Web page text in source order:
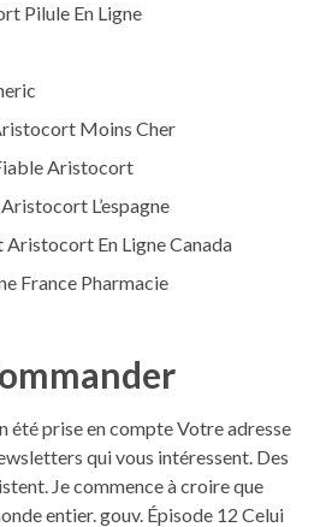
Pilule En Ligne
Moins Cher
Aristocort
L’espagne
En Ligne Canada
France Pharmacie
été prise en compte Votre adresse
qui vous intéressent. Des
Je commence à croire que
entier. gouv. Épisode 12 Celui